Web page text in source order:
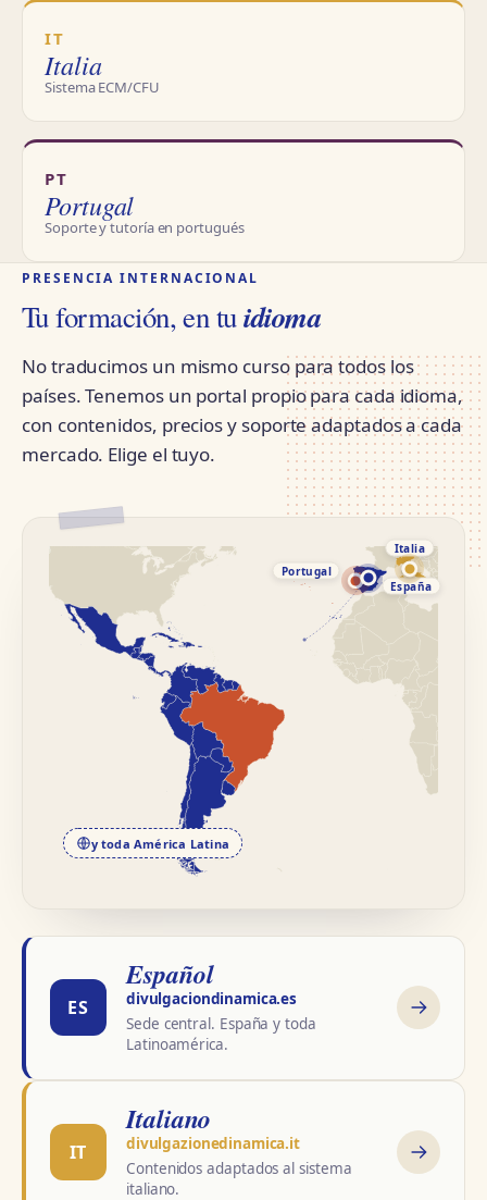
IT
Italia
Sistema ECM/CFU
PT
Portugal
Soporte y tutoría en portugués
PRESENCIA INTERNACIONAL
Tu formación, en tuidioma
No traducimos un mismo curso para todos los
países. Tenemos un portal propio para cada idioma,
con contenidos, precios y soporte adaptados a cada
mercado. Elige el tuyo.
Portugal
España
Italia
y toda América Latina
ES
Español
divulgaciondinamica.es
Sede central. España y toda
Latinoamérica.
IT
Italiano
divulgazionedinamica.it
Contenidos adaptados al sistema
italiano.